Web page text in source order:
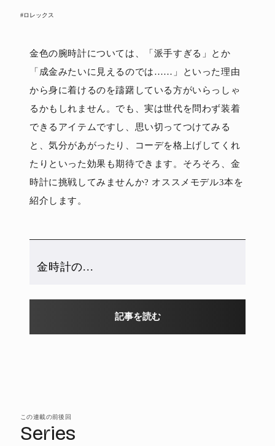
#ロレックス
金色の腕時計については、「派手すぎる」とか
「成金みたいに見えるのでは……」といった理由
から身に着けるのを躊躇している方がいらっしゃ
るかもしれません。でも、実は世代を問わず装着
できるアイテムですし、思い切ってつけてみる
と、気分があがったり、コーデを格上げしてくれ
たりといった効果も期待できます。そろそろ、金
時計に挑戦してみませんか? オススメモデル3本を
紹介します。
金時計の...
記事を読む
この連載の前後回
Series